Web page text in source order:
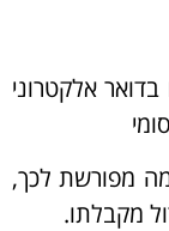
אלקטרוני
מפורשת לכך,
מקבלתו.